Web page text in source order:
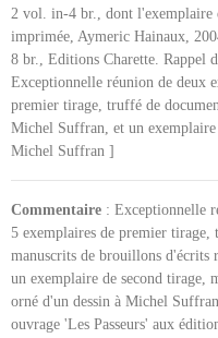
2 vol. in-4 br., dont l'exemplaire
imprimée, Aymeric Hainaux,
8 br., Editions Charette. Rappel
Exceptionnelle réunion de deux
premier tirage, truffé de
Michel Suffran, et un exemplaire
Michel Suffran ]
Commentaire : Exceptionnelle
5 exemplaires de premier
manuscrits de brouillons
un exemplaire de second tirage,
orné d'un dessin à Michel
ouvrage 'Les Passeurs' aux